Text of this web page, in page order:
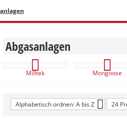
Abgasanlagen
Milltek Mongoose
Alphabetisch ordnen: A bis Z 24